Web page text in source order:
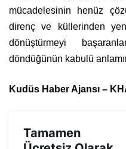
mücadelesinin henüz
direnç ve küllerinden
dönüştürmeyi
döndüğünün kabulü
Kudüs Haber Ajansı –
Tamamen
Ücretsiz Olarak